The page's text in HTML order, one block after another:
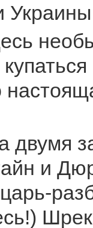
двумя
и